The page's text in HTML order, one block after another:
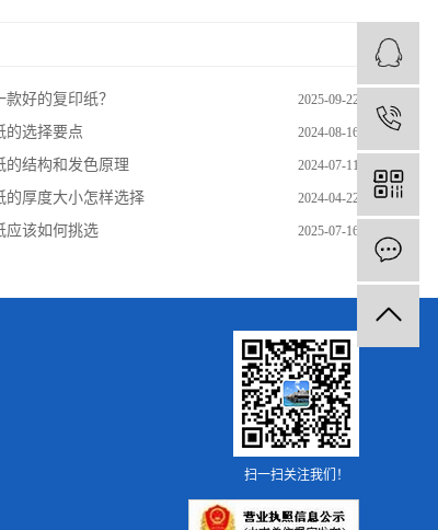
好的复印纸？ 2025-09-22
的选择要点 2024-08-16
的结构和发色原理 2024-07-11
的厚度大小怎样选择 2024-04-22
应该如何挑选 2025-07-16
扫一扫关注我们！